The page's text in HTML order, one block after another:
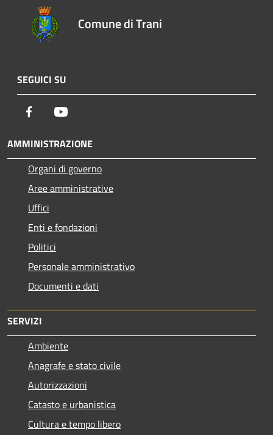
Comune di Trani
SEGUICI SU
Facebook
AMMINISTRAZIONE
Organi di governo
Aree amministrative
Uffici
Enti e fondazioni
Politici
Personale amministrativo
Documenti e dati
SERVIZI
Ambiente
Anagrafe e stato civile
Autorizzazioni
Catasto e urbanistica
Cultura e tempo libero